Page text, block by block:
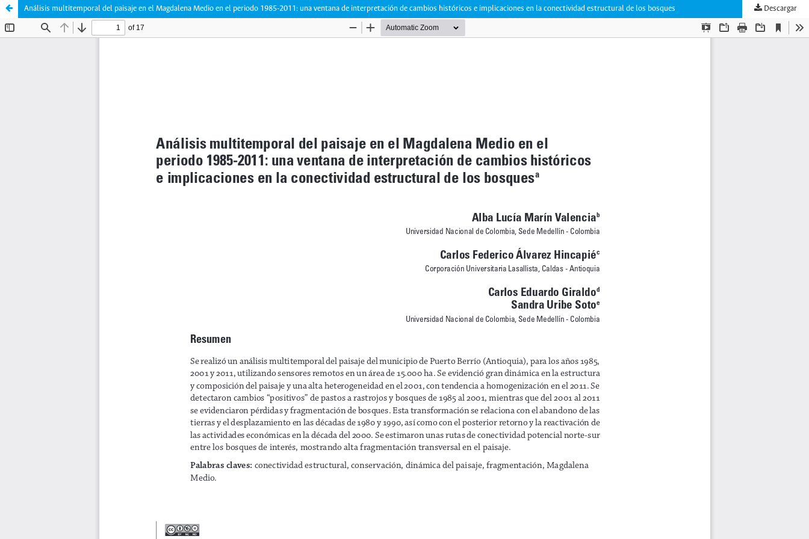
Análisis multitemporal del paisaje en el Magdalena Medio en el periodo 1985-2011: una ventana de interpretación de cambios históricos e implicaciones en la conectividad estructural de los bosques Descargar